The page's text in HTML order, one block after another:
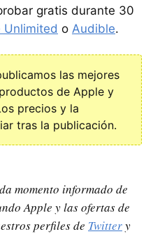
gratis durante 30
Unlimited o Audible.
las mejores
de Apple y
precios y la
tras la publicación.
momento informado de
Apple y las ofertas de
perfiles de Twittery